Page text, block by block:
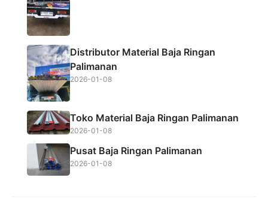
Distributor Material Baja Ringan
Palimanan
2026-01-08
Toko Material Baja Ringan Palimanan
2026-01-08
Pusat Baja Ringan Palimanan
2026-01-08